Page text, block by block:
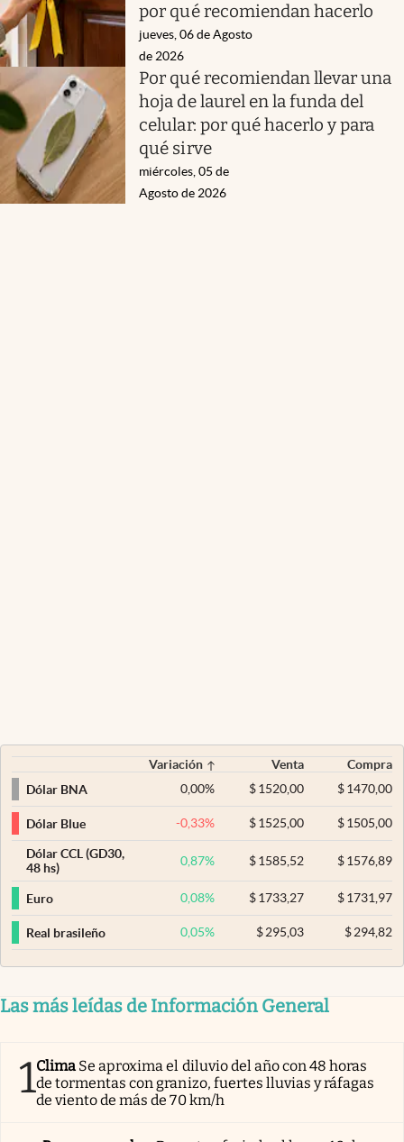
por qué recomiendan hacerlo
jueves, 06 de Agosto
de 2026
Por qué recomiendan llevar una
hoja de laurel en la funda del
celular: por qué hacerlo y para
qué sirve
miércoles, 05 de
Agosto de 2026
Variación Venta
Compra
Dólar BNA
0,00% $ 1520,00 $1470,00
Dólar Blue -0,33% $ 1525,00 $1505,00
Dólar CCL (GD30,
48 hs)
0,87% $ 1585,52 $1576,89
Euro 0,08% $ 1733,27 $1731,97
Real brasileño 0,05% $295,03 $294,82
Las más leídas de Información General
1Clima Se aproxima el diluvio del año con 48 horas
de tormentas con granizo, fuertes lluvias y ráfagas
de viento de más de 70 km/h